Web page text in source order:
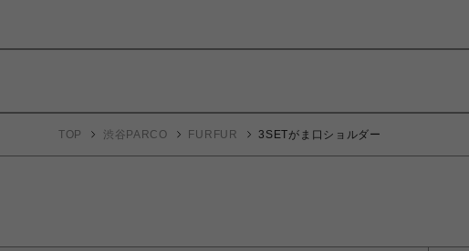
TOP 渋谷PARCO FURFUR 3SETがま口ショルダー